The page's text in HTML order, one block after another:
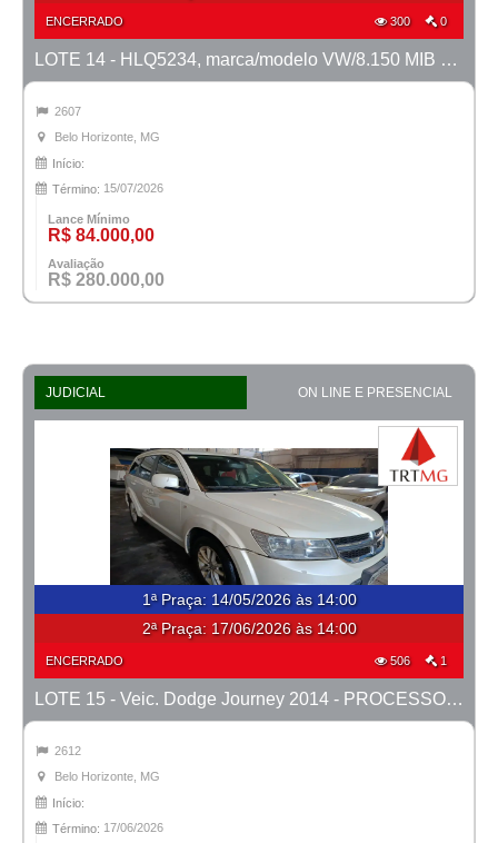
ENCERRADO 300 0
LOTE 14 - HLQ5234, marca/modelo VW/8.150 MIB Metropolis, ano 2011/2012
2607
Belo Horizonte, MG
Início:
Término: 15/07/2026
Lance Mínimo
R$ 84.000,00
Avaliação
R$ 280.000,00
JUDICIAL ON LINE E PRESENCIAL
1ª Praça: 14/05/2026 às 14:00
2ª Praça: 17/06/2026 às 14:00
ENCERRADO 506 1
LOTE 15 - Veic. Dodge Journey 2014 - PROCESSO 0010757-52.2024-42ª BH
2612
Belo Horizonte, MG
Início:
Término: 17/06/2026